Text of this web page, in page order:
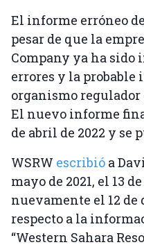
El informe erróneo
pesar de que la
Company ya ha sido
errores y la
organismo
El nuevo informe
de abril de 2022 y se
WSRW escribió a
mayo de 2021, el 13
nuevamente el 12 de
respecto a la
“Western Sahara